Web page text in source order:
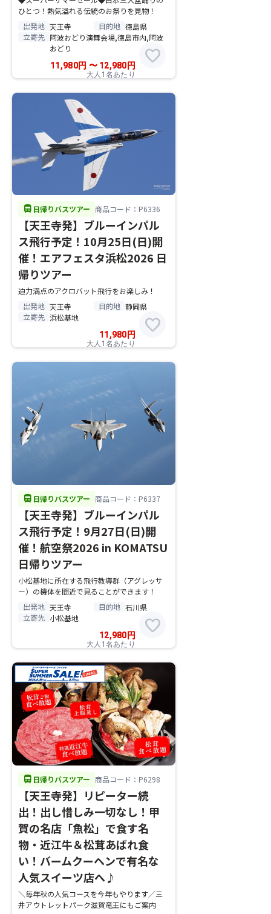
ひとつ！熱気溢れる伝統のお祭りを見物！
出発地 天王寺 目的地 徳島県
立寄先 阿波おどり演舞会場,徳島市内,阿波
おどり
11,980円 〜12,980円
大人1名あたり
favorite
directions_bus 日帰りバスツアー 商品コード：P6336
【天王寺発】ブルーインパル
ス飛行予定！10月25日(日)開
催！エアフェスタ浜松2026 日
帰りツアー
迫力満点のアクロバット飛行をお楽しみ！
出発地 天王寺 目的地 静岡県
立寄先 浜松基地
11,980 円
大人1名あたり
favorite
directions_bus 日帰りバスツアー 商品コード：P6337
【天王寺発】ブルーインパル
ス飛行予定！9月27日(日)開
催！航空祭2026 in KOMATSU
日帰りツアー
小松基地に所在する飛行教導群（アグレッサ
ー）の機体を間近で見ることができます！
出発地 天王寺 目的地 石川県
立寄先 小松基地
12,980 円
大人1名あたり
favorite
directions_bus 日帰りバスツアー 商品コード：P6298
【天王寺発】リピーター続
出！出し惜しみ一切なし！甲
賀の名店「魚松」で食す名
物・近江牛＆松茸あばれ食
い！バームクーヘンで有名な
人気スイーツ店へ♪
＼毎年秋の人気コースを今年もやります／三
井アウトレットパーク滋賀竜王にもご案内